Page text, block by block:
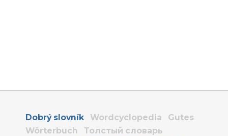
Dobrý slovník Wordcyclopedia
Gutes
Wörterbuch
Толстый словарь